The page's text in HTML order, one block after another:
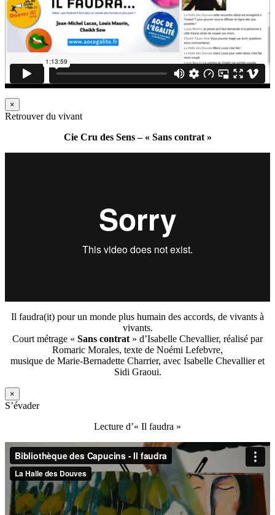
×
Retrouver du vivant
Cie Cru des Sens – « Sans contrat »
Il faudra(it) pour un monde plus humain des accords, de vivants à
vivants.
Court métrage « Sans contrat » d’Isabelle Chevallier, réalisé par
Romaric Morales, texte de Noémi Lefebvre,
musique de Marie-Bernadette Charrier, avec Isabelle Chevallier et
Sidi Graoui.
×
S’évader
Lecture d’« Il faudra »